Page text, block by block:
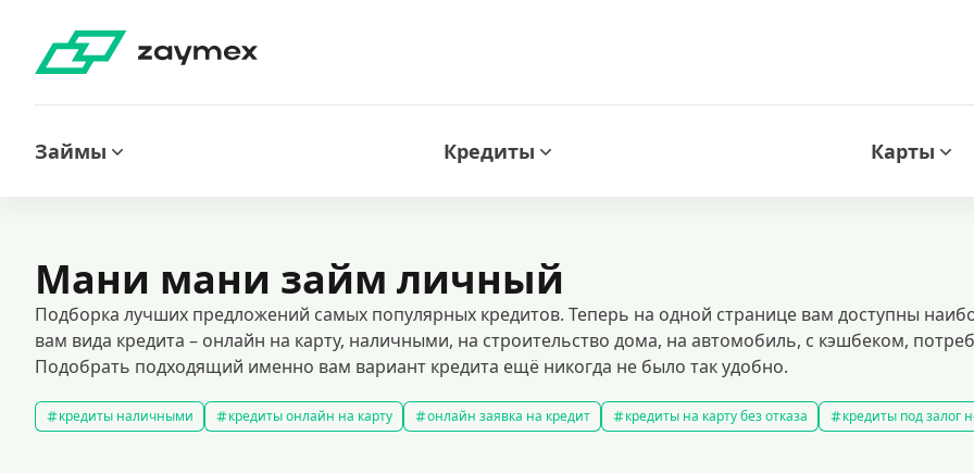
Займы Кредиты Карты
Мани мани займ личный
Подборка лучших предложений самых популярных кредитов. Теперь на одной странице вам доступны
вам вида кредита – онлайн на карту, наличными, на строительство дома, на автомобиль, с кэшбеком,
Подобрать подходящий именно вам вариант кредита ещё никогда не было так удобно.
кредиты наличными кредиты онлайн на карту онлайн заявка на кредит кредиты на карту без отказа
кредиты под залог